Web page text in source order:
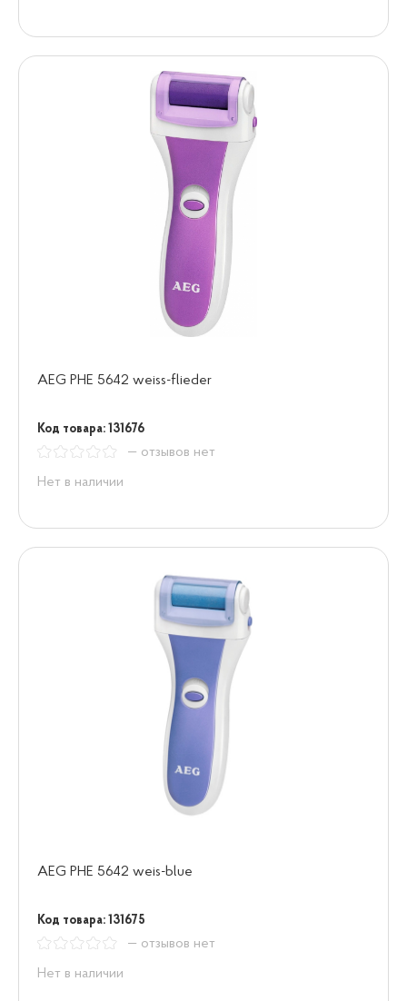
AEG PHE 5642 weiss-flieder
Код товара: 131676
— отзывов нет
Нет в наличии
AEG PHE 5642 weis-blue
Код товара: 131675
— отзывов нет
Нет в наличии